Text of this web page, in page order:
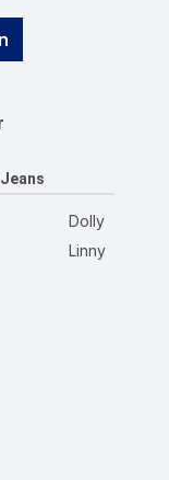
Dolly
Linny